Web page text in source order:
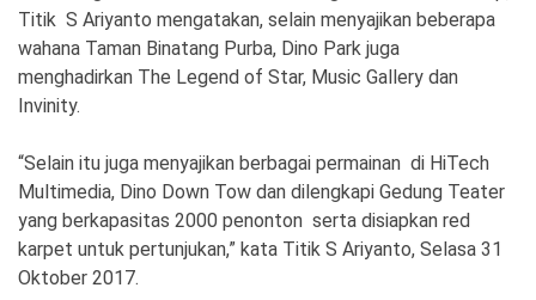
Copyright
News
Indonesia
.
Titik S Ariyanto mengatakan, selain menyajikan beberapa
wahana Taman Binatang Purba, Dino Park juga
menghadirkan The Legend of Star, Music Gallery dan
Invinity.
“Selain itu juga menyajikan berbagai permainan di HiTech
Multimedia, Dino Down Tow dan dilengkapi Gedung Teater
yang berkapasitas 2000 penonton serta disiapkan red
karpet untuk pertunjukan,” kata Titik S Ariyanto, Selasa 31
Oktober 2017.